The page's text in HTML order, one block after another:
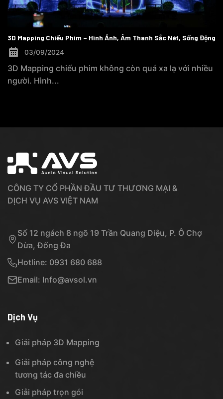
3D Mapping Chiếu Phim – Hình Ảnh, Âm Thanh Sắc Nét, Sống Động
03/09/2024
3D Mapping chiếu phim không còn quá xa lạ với nhiều
người. Hình...
CÔNG TY CỔ PHẦN ĐẦU TƯ THƯƠNG MẠI &
DỊCH VỤ AVS VIỆT NAM
Số 12 ngách 8 ngõ 19 Trần Quang Diệu, P. Ô Chợ
Dừa, Đống Đa
Hotline: 0931 680 688
Email: Info@avsol.vn
Dịch Vụ
Giải pháp 3D Mapping
Giải pháp công nghệ
tương tác đa chiều
Giải pháp trọn gói